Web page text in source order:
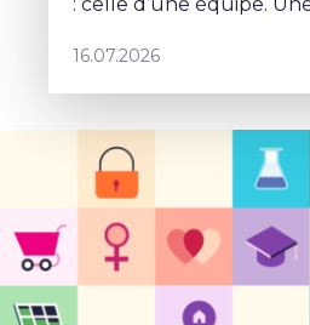
: celle d’une équipe.
projet commun – Sophie
16.07.2026